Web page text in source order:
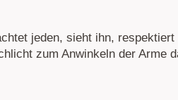
jeden, sieht ihn, respektiert
zum Anwinkeln der Arme